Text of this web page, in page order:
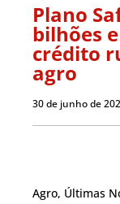
Plano
bilhões
crédito
agro
30 de junho de
Agro, Últimas